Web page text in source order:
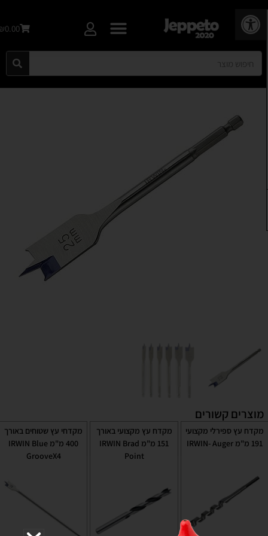
פתח סרגל נגישות
₪0.00
מוצרים קשורים
מקדח עץ ספירלי מקצועי
191 מ"מ IRWIN- Auger
מקדח עץ מקצועי באורך
151 מ"מ IRWIN Brad
Point
מקדחי עץ שטוחים באורך
400 מ"מ IRWIN Blue
GrooveX4